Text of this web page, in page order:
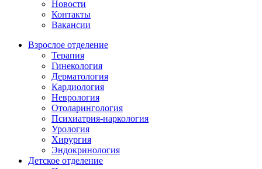
Новости
Контакты
Вакансии
Взрослое отделение
Терапия
Гинекология
Дерматология
Кардиология
Неврология
Отоларингология
Психиатрия-наркология
Урология
Хирургия
Эндокринология
Детское отделение